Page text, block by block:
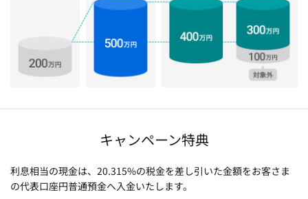
キャンペーン特典
利息相当の現金は、20.315%の税金を差し引いた金額をお客さま
の代表口座円普通預金へ入金いたします。